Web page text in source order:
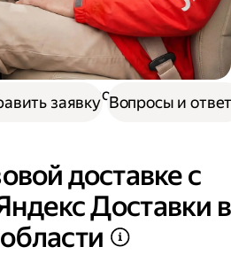
Работа в грузовой доставке
доставке с
Доставки в
заявку Вопросы и